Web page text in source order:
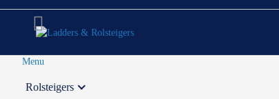
Menu
Rolsteigers